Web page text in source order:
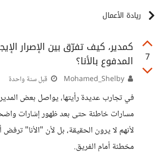
ريادة الأعمال
7
كمدير، كيف تفرّق بين الإصرار
المدفوع بالأنا؟
قبل سنة واحدة
في تجارب عديدة رأيتها، يواصل بعض
مسارات خاطئة حتى بعد ظهور إشارات
لأنهم لا يرون الحقيقة، بل لأن "الأنا"
مخطئة أمام الفريق.